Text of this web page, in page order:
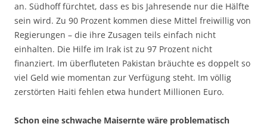
an. Südhoff fürchtet, dass es bis Jahresende nur die Hälfte
sein wird. Zu 90 Prozent kommen diese Mittel freiwillig von
Regierungen – die ihre Zusagen teils einfach nicht
einhalten. Die Hilfe im Irak ist zu 97 Prozent nicht
finanziert. Im überfluteten Pakistan bräuchte es doppelt so
viel Geld wie momentan zur Verfügung steht. Im völlig
zerstörten Haiti fehlen etwa hundert Millionen Euro.
Schon eine schwache Maisernte wäre problematisch